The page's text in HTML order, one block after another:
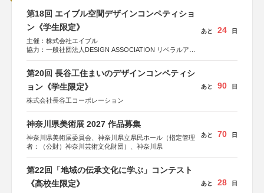
第18回 エイブル空間デザインコンペティショ
ン《学生限定》
主催：株式会社エイブル
協力：一般社団法人DESIGN ASSOCIATION リベラルアー
あと 24 日
第20回 長谷工住まいのデザインコンペティシ
ョン《学生限定》
株式会社長谷工コーポレーション
あと 90 日
神奈川県美術展 2027 作品募集
神奈川県美術展委員会、神奈川県立県民ホール（指定管理
者：（公財）神奈川芸術文化財団）、神奈川県
あと 70 日
第22回「地域の伝承文化に学ぶ」コンテスト
《高校生限定》
あと 28 日